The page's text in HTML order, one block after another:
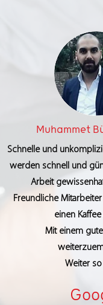
Muhammet
Schnelle und
werden schnell und
Arbeit
Freundliche
einen
Mit einem
Weiter so